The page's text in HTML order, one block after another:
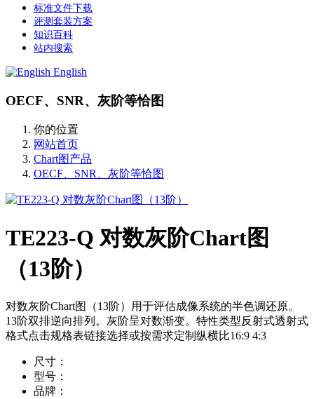
标准文件下载
评测套装方案
知识百科
站内搜索
English
OECF、SNR、灰阶等恰图
你的位置
网站首页
Chart图产品
OECF、SNR、灰阶等恰图
TE223-Q 对数灰阶Chart图
（13阶）
对数灰阶Chart图（13阶）用于评估成像系统的半色调还原。
13阶双排逆向排列。灰阶呈对数渐变。特性类型反射式透射式
格式点击规格表链接选择或按需求定制纵横比16:9 4:3
尺寸：
型号：
品牌：